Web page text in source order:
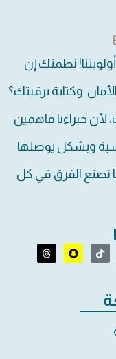
نطمنك إن
وكتابة برقيتك؟
خبراءنا فاهمين
وبشكل يوصلها
نصنع الفرق في كل